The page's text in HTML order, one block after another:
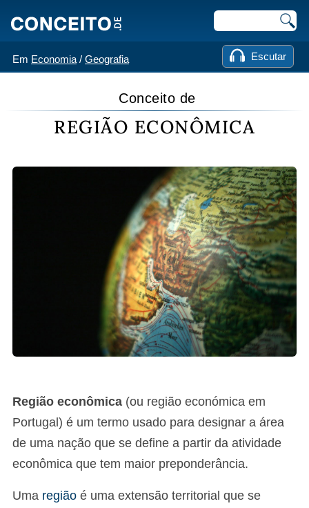
Em Economia / Geografia Escutar
Conceito de
REGIÃO ECONÔMICA
Região econômica (ou região económica em
Portugal) é um termo usado para designar a área
de uma nação que se define a partir da atividade
econômica que tem maior preponderância.
Uma região é uma extensão territorial que se